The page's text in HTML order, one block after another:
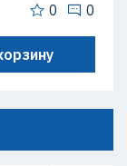
0 0